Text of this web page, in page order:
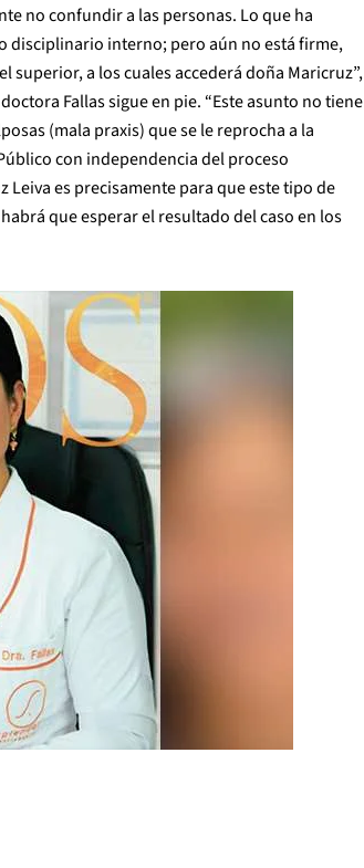
no confundir a las personas. Lo que ha
disciplinario interno; pero aún no está firme,
superior, a los cuales accederá doña Maricruz”,
Fallas sigue en pie. “Este asunto no tiene
(mala praxis) que se le reprocha a la
con independencia del proceso
es precisamente para que este tipo de
que esperar el resultado del caso en los